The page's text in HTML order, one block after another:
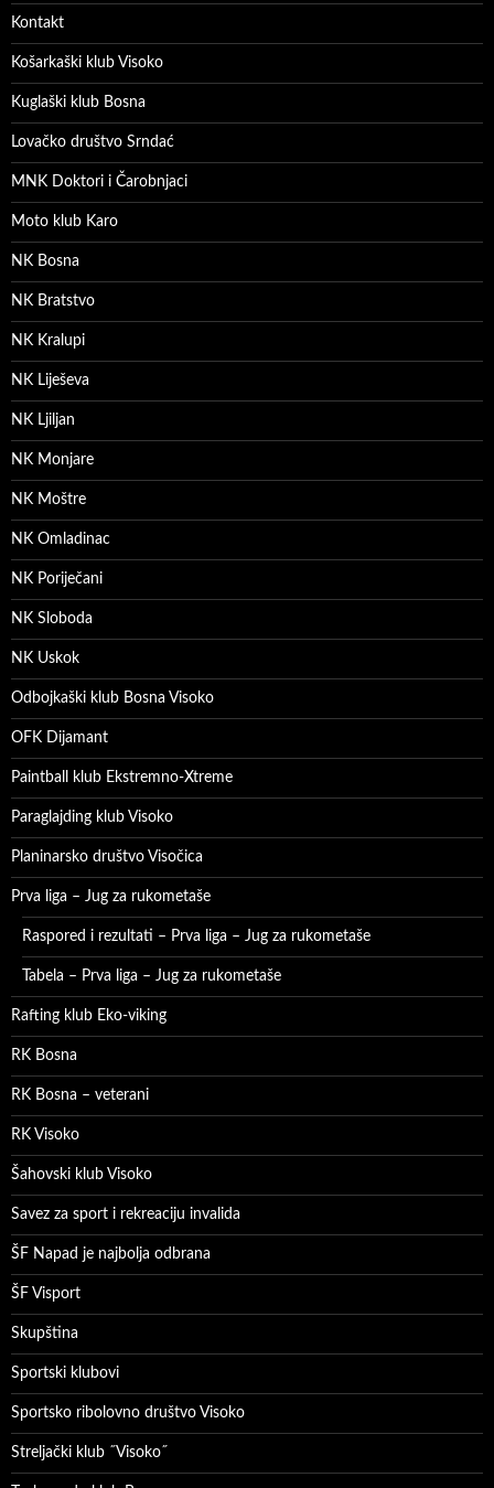
Kontakt
Košarkaški klub Visoko
Kuglaški klub Bosna
Lovačko društvo Srndać
MNK Doktori i Čarobnjaci
Moto klub Karo
NK Bosna
NK Bratstvo
NK Kralupi
NK Liješeva
NK Ljiljan
NK Monjare
NK Moštre
NK Omladinac
NK Poriječani
NK Sloboda
NK Uskok
Odbojkaški klub Bosna Visoko
OFK Dijamant
Paintball klub Ekstremno-Xtreme
Paraglajding klub Visoko
Planinarsko društvo Visočica
Prva liga – Jug za rukometaše
Raspored i rezultati – Prva liga – Jug za rukometaše
Tabela – Prva liga – Jug za rukometaše
Rafting klub Eko-viking
RK Bosna
RK Bosna – veterani
RK Visoko
Šahovski klub Visoko
Savez za sport i rekreaciju invalida
ŠF Napad je najbolja odbrana
ŠF Visport
Skupština
Sportski klubovi
Sportsko ribolovno društvo Visoko
Streljački klub ˝Visoko˝